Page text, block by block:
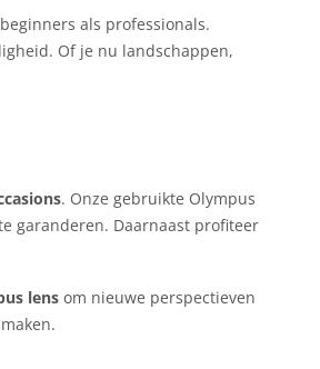
als professionals.
Of je nu landschappen,
. Onze gebruikte Olympus
garanderen. Daarnaast profiteer
lensom nieuwe perspectieven